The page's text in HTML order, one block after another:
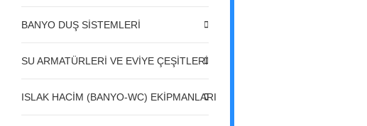
BANYO DUŞ SİSTEMLERİ
SU ARMATÜRLERİ VE EVİYE ÇEŞİTLERİ
ISLAK HACİM (BANYO-WC) EKİPMANLARI